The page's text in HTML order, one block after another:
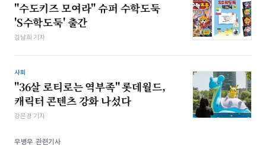
"수도키즈 모여라" 슈퍼 수학도둑
'S수학도둑' 출간
김남희 기자
사회
"36살 로티로는 역부족" 롯데월드,
캐릭터 콘텐츠 강화 나섰다
강은경 기자
우병우 관련기사